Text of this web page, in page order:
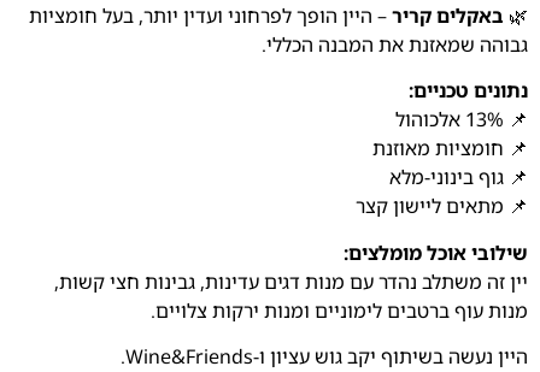
🌿 באקלים קריר– היין הופך לפרחוני ועדין יותר, בעל חומציות
גבוהה שמאזנת את המבנה הכללי.
נתונים טכניים:
📌 13% אלכוהול
📌 חומציות מאוזנת
📌 גוף בינוני-מלא
📌 מתאים ליישון קצר
שילובי אוכל מומלצים:
יין זה משתלב נהדר עם מנות דגים עדינות, גבינות חצי קשות,
מנות עוף ברטבים לימוניים ומנות ירקות צלויים.
היין נעשה בשיתוף יקב גוש עציון ו-Wine&Friends.